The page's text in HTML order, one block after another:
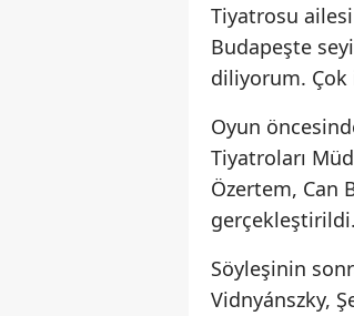
Tiyatrosu ailesi
Budapeşte
diliyorum. Çok
Oyun
Tiyatroları
Özertem, Can
gerçekleştirildi.
Söyleşinin
Vidnyánszky,